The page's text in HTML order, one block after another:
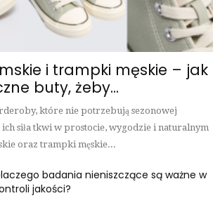
i trampki męskie – jak
buty, żeby...
które nie potrzebują sezonowej
siła tkwi w prostocie, wygodzie i naturalnym
oraz trampki męskie...
badania nieniszczące są ważne w
jakości?